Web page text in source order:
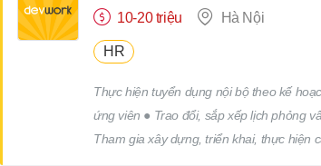
10-20 triệu
Hà Nội
HR
Thực hiện tuyển dụng nội bộ theo kế
ứng viên ● Trao đổi, sắp xếp lịch phỏng
Tham gia xây dựng, triển khai, thực hiện